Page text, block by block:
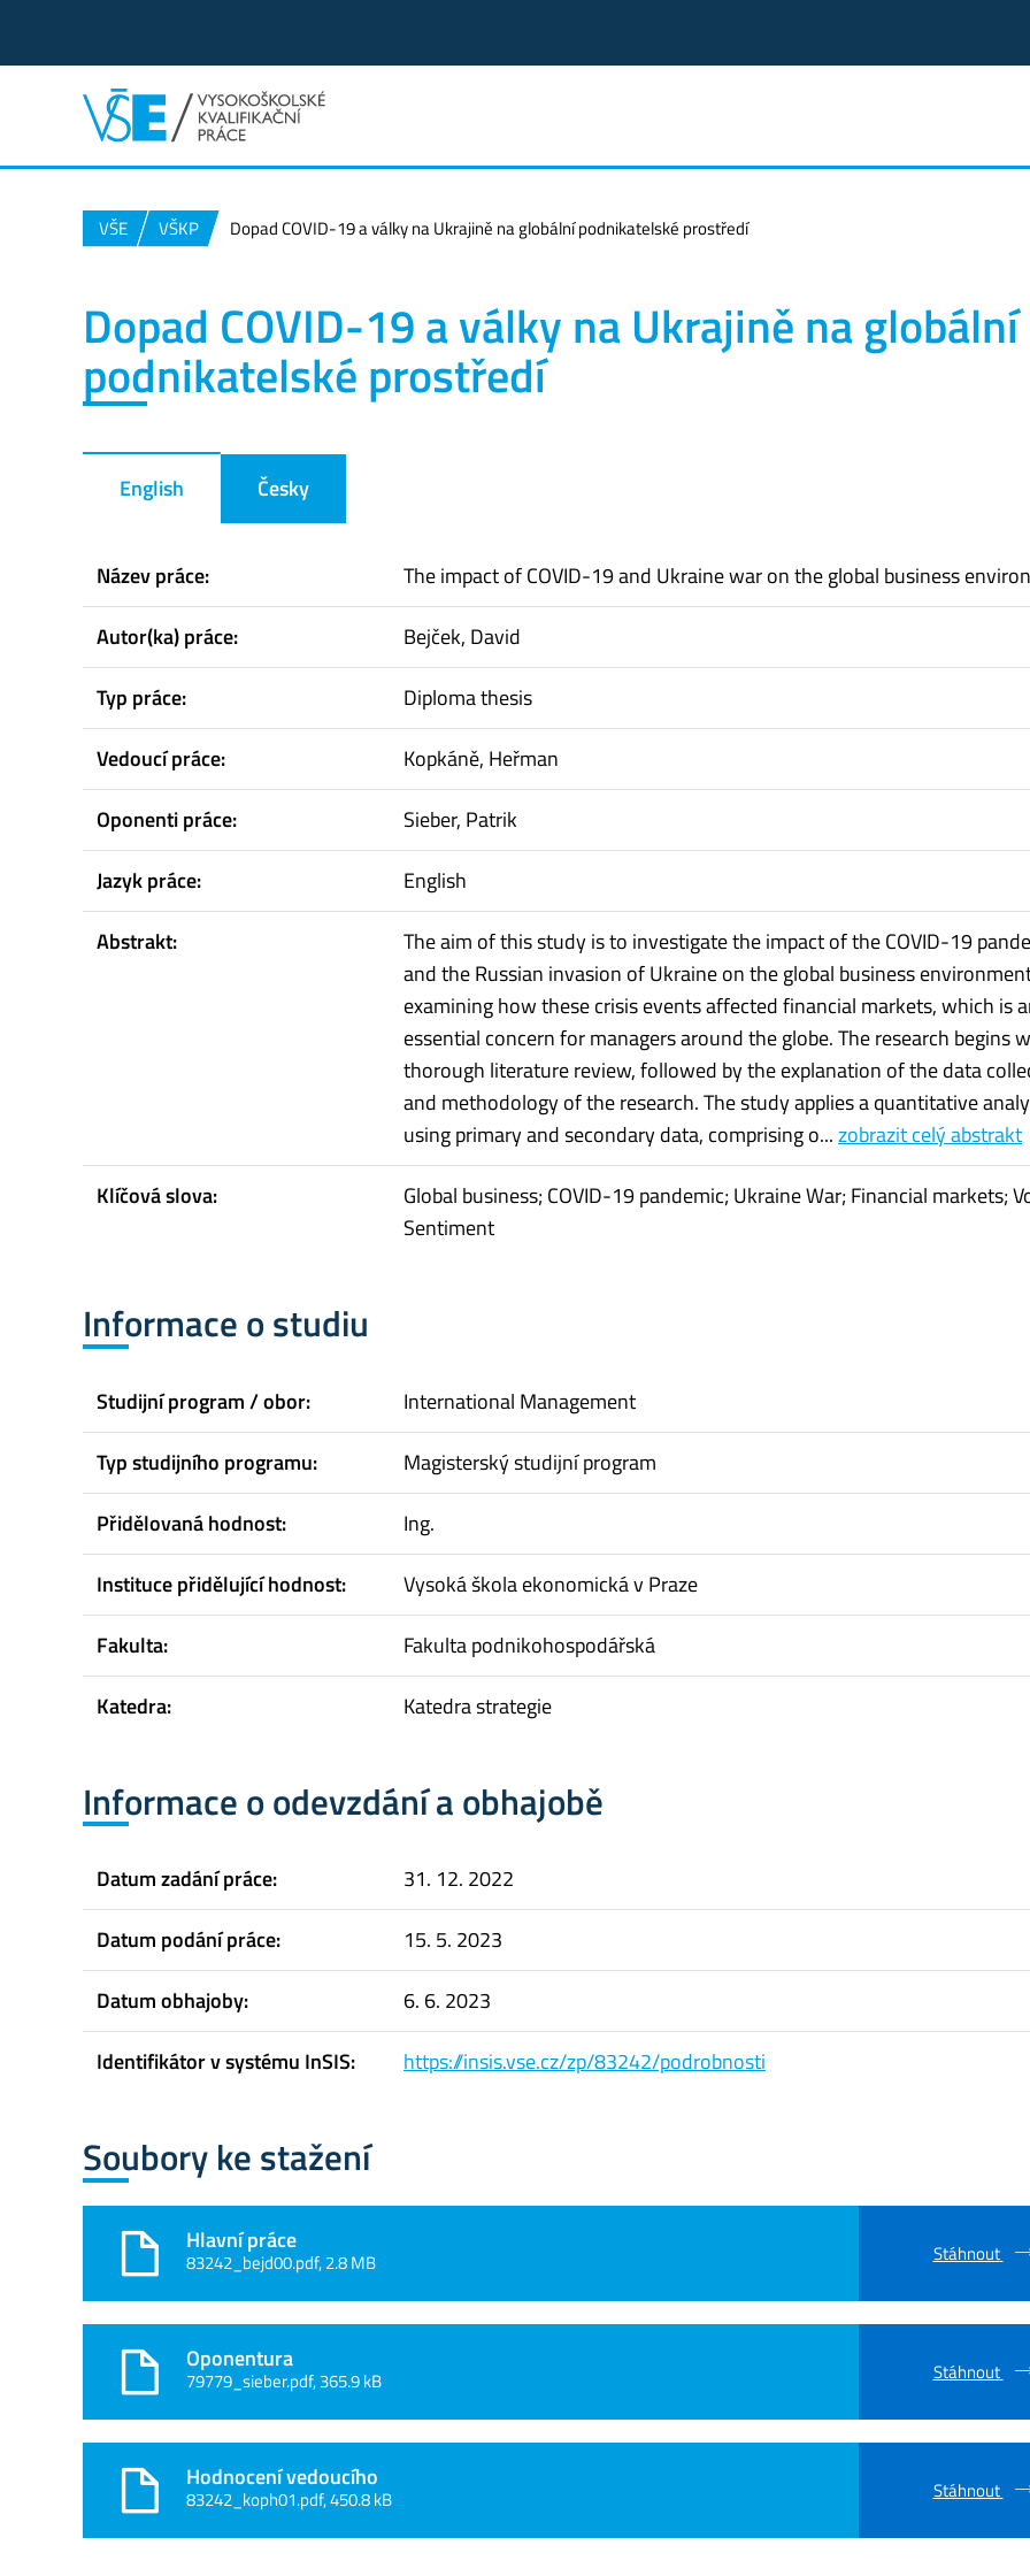
VŠE VŠKP Dopad COVID-19 a války na Ukrajině na globální podnikatelské prostředí
Dopad COVID-19 a války na Ukrajině na globální
podnikatelské prostředí
English Česky
Název práce:
The impact of COVID-19 and Ukraine war on the global business
Autor(ka) práce:
Bejček, David
Typ práce:
Diploma thesis
Vedoucí práce:
Kopkáně, Heřman
Oponenti práce:
Sieber, Patrik
Jazyk práce:
English
Abstrakt:
The aim of this study is to investigate the impact of the COVID-19
and the Russian invasion of Ukraine on the global business
examining how these crisis events affected financial markets, which is
essential concern for managers around the globe. The research begins
thorough literature review, followed by the explanation of the data
and methodology of the research. The study applies a quantitative
using primary and secondary data, comprising o...zobrazit celý abstrakt
Klíčová slova:
Global business; COVID-19 pandemic; Ukraine War; Financial markets;
Sentiment
Informace o studiu
Studijní program / obor:
International Management
Typ studijního programu:
Magisterský studijní program
Přidělovaná hodnost:
Ing.
Instituce přidělující hodnost:
Vysoká škola ekonomická v Praze
Fakulta:
Fakulta podnikohospodářská
Katedra:
Katedra strategie
Informace o odevzdání a obhajobě
Datum zadání práce:
31. 12. 2022
Datum podání práce:
15. 5. 2023
Datum obhajoby:
6. 6. 2023
Identifikátor v systému InSIS:
https://insis.vse.cz/zp/83242/podrobnosti
Soubory ke stažení
Hlavní práce
83242_bejd00.pdf, 2.8 MB Stáhnout
Oponentura
79779_sieber.pdf, 365.9 kB Stáhnout
Hodnocení vedoucího
83242_koph01.pdf, 450.8 kB Stáhnout